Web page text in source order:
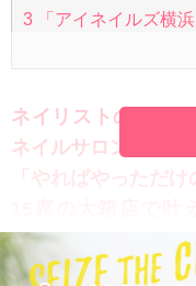
3 「アイネイルズ横
ネイリストのキャ
ネイルサロン
「やればやっただ
は？